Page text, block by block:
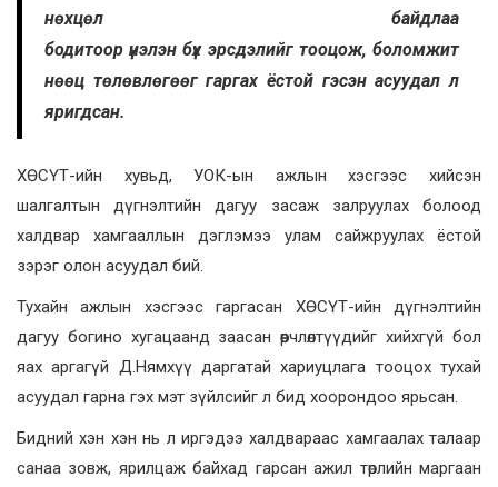
нөхцөл байдлаа
бодитоор үнэлэн бүх эрсдэлийг тооцож, боломжит
нөөц төлөвлөгөөг гаргах ёстой гэсэн асуудал л
яригдсан.
ХӨСҮТ-ийн хувьд, УОК-ын ажлын хэсгээс хийсэн
шалгалтын дүгнэлтийн дагуу засаж залруулах болоод
халдвар хамгааллын дэглэмээ улам сайжруулах ёстой
зэрэг олон асуудал бий.
Тухайн ажлын хэсгээс гаргасан ХӨСҮТ-ийн дүгнэлтийн
дагуу богино хугацаанд заасан өөрчлөлтүүдийг хийхгүй бол
яах аргагүй Д.Нямхүү даргатай хариуцлага тооцох тухай
асуудал гарна гэх мэт зүйлсийг л бид хоорондоо ярьсан.
Бидний хэн хэн нь л иргэдээ халдвараас хамгаалах талаар
санаа зовж, ярилцаж байхад гарсан ажил төрлийн маргаан